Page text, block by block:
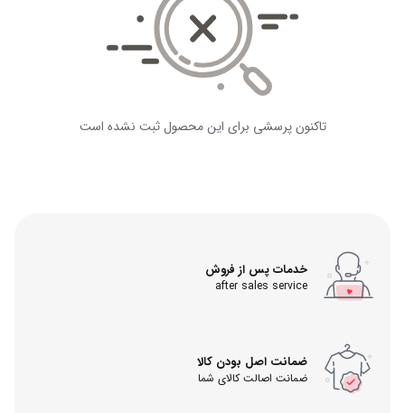
تاکنون پرسشی برای این محصول ثبت نشده است
خدمات پس از فروش
after sales service
ضمانت اصل بودن کالا
ضمانت اصالت کالای شما